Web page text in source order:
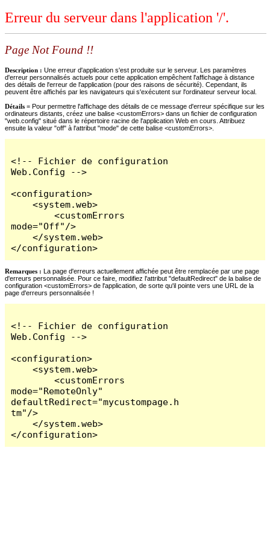
Erreur du serveur dans l'application '/'.
Page Not Found !!
Description : Une erreur d'application s'est produite sur le serveur. Les paramètres
d'erreur personnalisés actuels pour cette application empêchent l'affichage à distance
des détails de l'erreur de l'application (pour des raisons de sécurité). Cependant, ils
peuvent être affichés par les navigateurs qui s'exécutent sur l'ordinateur serveur local.
Détails = Pour permettre l'affichage des détails de ce message d'erreur spécifique sur les
ordinateurs distants, créez une balise <customErrors> dans un fichier de configuration
"web.config" situé dans le répertoire racine de l'application Web en cours. Attribuez
ensuite la valeur "off" à l'attribut "mode" de cette balise <customErrors>.
<!-- Fichier de configuration
Web.Config -->
<configuration>
    <system.web>
        <customErrors
mode="Off"/>
    </system.web>
</configuration>
Remarques : La page d'erreurs actuellement affichée peut être remplacée par une page
d'erreurs personnalisée. Pour ce faire, modifiez l'attribut "defaultRedirect" de la balise de
configuration <customErrors> de l'application, de sorte qu'il pointe vers une URL de la
page d'erreurs personnalisée !
<!-- Fichier de configuration
Web.Config -->
<configuration>
    <system.web>
        <customErrors
mode="RemoteOnly"
defaultRedirect="mycustompage.h
tm"/>
    </system.web>
</configuration>